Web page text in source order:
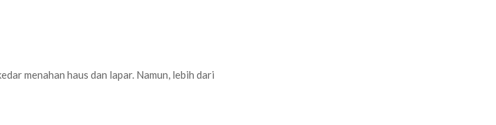
menahan haus dan lapar. Namun, lebih dari